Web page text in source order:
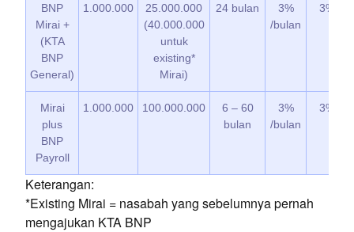
BNP
Mirai +
(KTA
BNP
General)
1.000.000
25.000.000
(40.000.000
untuk
existing*
Mirai)
24 bulan
3%
/bulan
3%
Mirai
plus
BNP
Payroll
1.000.000 100.000.000
6 – 60
bulan
3%
/bulan
3%
Keterangan:
*Existing Mirai = nasabah yang sebelumnya pernah
mengajukan KTA BNP